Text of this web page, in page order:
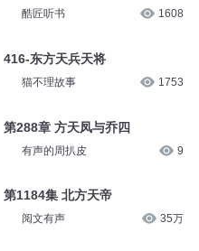
酷匠听书 1608
416-东方天兵天将
猫不理故事 1753
第288章 方天凤与乔四
有声的周扒皮 9
第1184集 北方天帝
阅文有声 35万